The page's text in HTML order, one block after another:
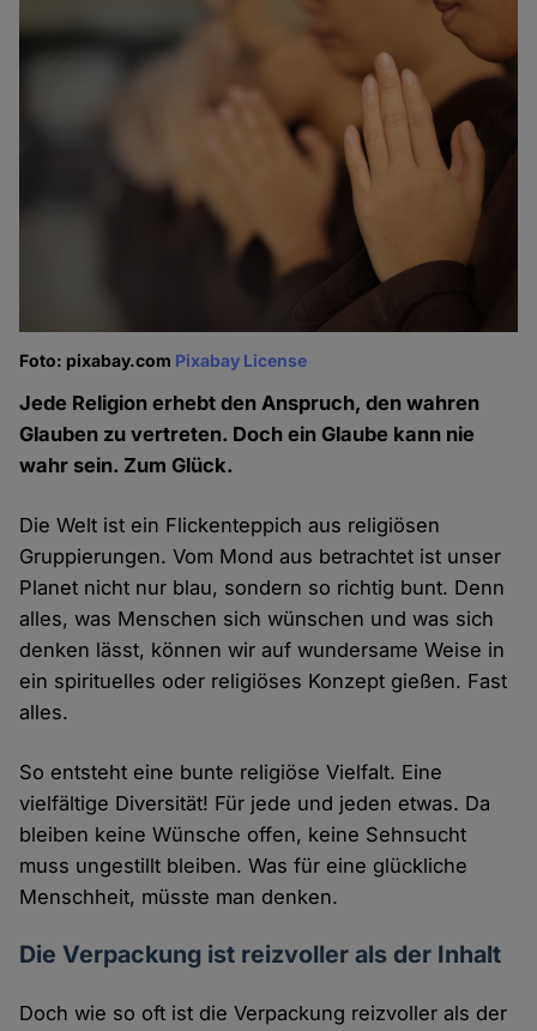
Foto: pixabay.com Pixabay License
Jede Religion erhebt den Anspruch, den wahren
Glauben zu vertreten. Doch ein Glaube kann nie
wahr sein. Zum Glück.
Die Welt ist ein Flickenteppich aus religiösen
Gruppierungen. Vom Mond aus betrachtet ist unser
Planet nicht nur blau, sondern so richtig bunt. Denn
alles, was Menschen sich wünschen und was sich
denken lässt, können wir auf wundersame Weise in
ein spirituelles oder religiöses Konzept gießen. Fast
alles.
So entsteht eine bunte religiöse Vielfalt. Eine
vielfältige Diversität! Für jede und jeden etwas. Da
bleiben keine Wünsche offen, keine Sehnsucht
muss ungestillt bleiben. Was für eine glückliche
Menschheit, müsste man denken.
Die Verpackung ist reizvoller als der Inhalt
Doch wie so oft ist die Verpackung reizvoller als der